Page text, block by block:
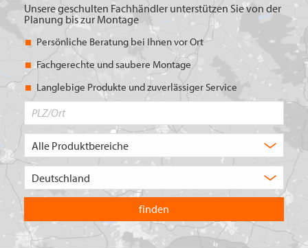
Unsere geschulten Fachhändler unterstützen Sie von der
Planung bis zur Montage
Persönliche Beratung bei Ihnen vor Ort
Fachgerechte und saubere Montage
Langlebige Produkte und zuverlässiger Service
in
welchem
Land
Sie